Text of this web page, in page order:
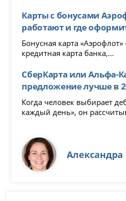
Карты с бонусами
работают и где
Бонусная карта
кредитная карта банка,...
СберКарта или Альфа-
предложение лучше в
Когда человек выбирает
каждый день», он
Александра